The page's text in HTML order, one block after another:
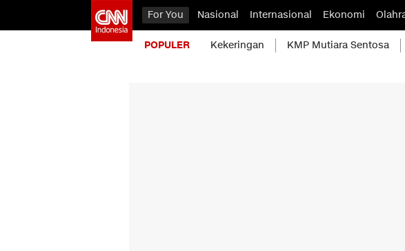
For You Nasional Internasional Ekonomi
POPULER Kekeringan KMP Mutiara Sentosa